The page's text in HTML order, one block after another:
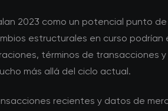
2023 como un potencial punto
estructurales en curso
términos de transacciones
más allá del ciclo actual.
recientes y datos de